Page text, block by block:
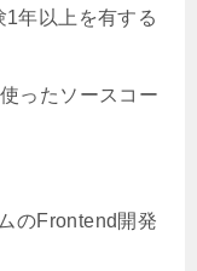
以上を有する
たソースコー
のFrontend開発